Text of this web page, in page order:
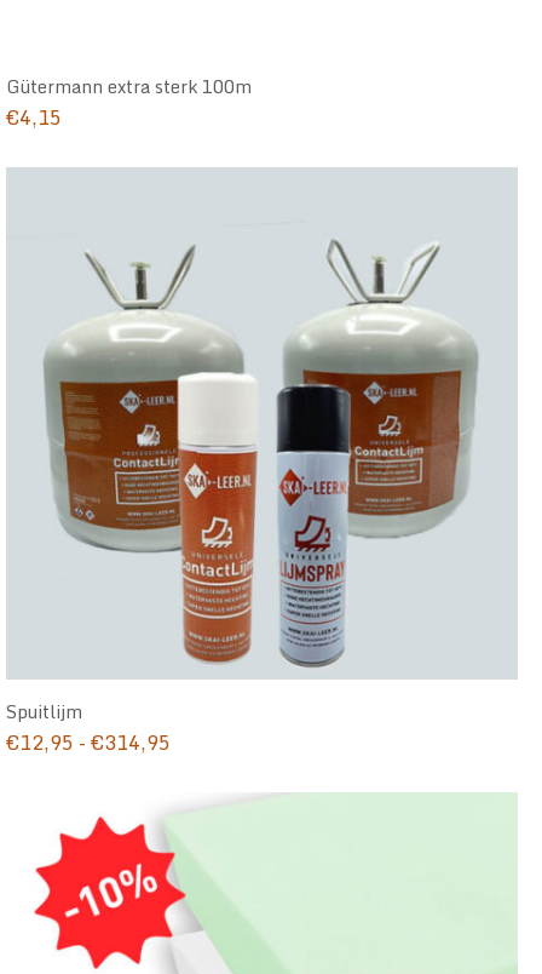
Gütermann extra sterk 100m
€4,15
Spuitlijm
€12,95 -€314,95
€314,95